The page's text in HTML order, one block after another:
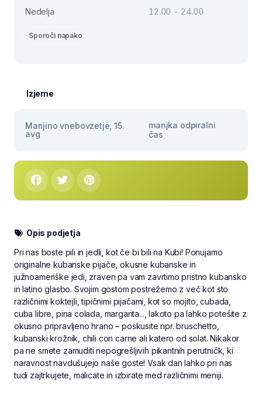
Nedelja
12.00 - 24.00
Sporoči napako
Izjeme
Marijino vnebovzetje, 15.
avg
manjka odpiralni
čas
Opis podjetja
Pri nas boste pili in jedli, kot če bi bili na Kubi! Ponujamo
originalne kubanske pijače, okusne kubanske in
južnoameriške jedi, zraven pa vam zavrtimo pristno kubansko
in latino glasbo. Svojim gostom postrežemo z več kot sto
različnimi koktejli, tipičnimi pijačami, kot so mojito, cubada,
cuba libre, pina colada, margarita..., lakoto pa lahko potešite z
okusno pripravljeno hrano – poskusite npr. bruschetto,
kubanski krožnik, chili con carne ali katero od solat. Nikakor
pa ne smete zamuditi nepogrešljivih pikantnih perutničk, ki
naravnost navdušujejo naše goste! Vsak dan lahko pri nas
tudi zajtrkujete, malicate in izbirate med različnimi meniji.